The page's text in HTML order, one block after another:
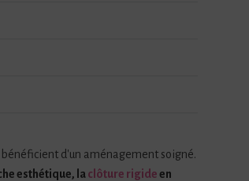
d'un aménagement soigné.
esthétique, laclôture rigideen